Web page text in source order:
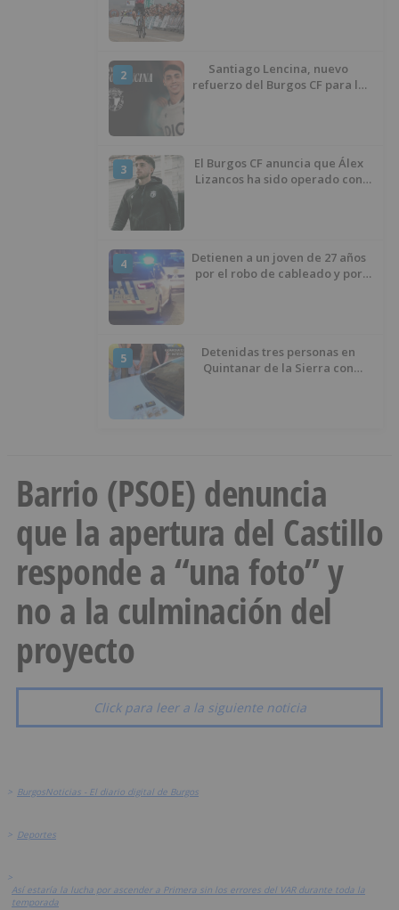
2
Santiago Lencina, nuevo
refuerzo del Burgos CF para la
3
El Burgos CF anuncia que Álex
Lizancos ha sido operado con
4
Detienen a un joven de 27 años
por el robo de cableado y por
5
Detenidas tres personas en
Quintanar de la Sierra con
Barrio (PSOE) denuncia
que la apertura del Castillo
responde a “una foto” y
no a la culminación del
proyecto
Click para leer a la siguiente noticia
> BurgosNoticias - El diario digital de Burgos
> Deportes
>
Así estaría la lucha por ascender a Primera sin los errores del VAR durante toda la
temporada